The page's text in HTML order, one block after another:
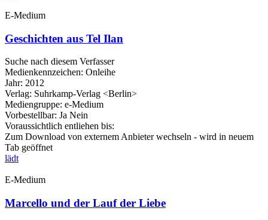
E-Medium
Geschichten aus Tel Ilan
Suche nach diesem Verfasser
Medienkennzeichen: Onleihe
Jahr: 2012
Verlag: Suhrkamp-Verlag <Berlin>
Mediengruppe: e-Medium
Vorbestellbar: Ja Nein
Voraussichtlich entliehen bis:
Zum Download von externem Anbieter wechseln - wird in neuem
Tab geöffnet
lädt
E-Medium
Marcello und der Lauf der Liebe